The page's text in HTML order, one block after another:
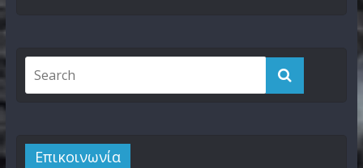
Επικοινωνία